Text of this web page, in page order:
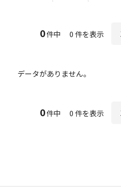
0件中 0 件を表示
データがありません。
0件中 0 件を表示